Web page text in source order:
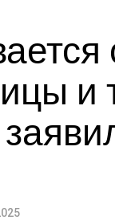
от уплаты
найти на
что ставит
будет
от уплаты
и